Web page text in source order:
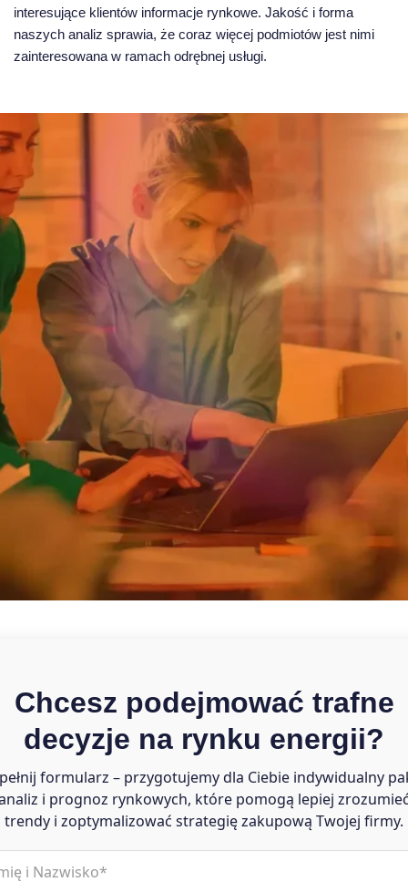
interesujące klientów informacje rynkowe. Jakość i forma
naszych analiz sprawia, że coraz więcej podmiotów jest nimi
zainteresowana w ramach odrębnej usługi.
Chcesz podejmować trafne
decyzje na rynku energii?
formularz – przygotujemy dla Ciebie indywidualny
i prognoz rynkowych, które pomogą lepiej
trendy i zoptymalizować strategię zakupową Twojej firmy.